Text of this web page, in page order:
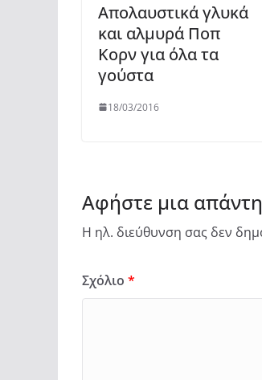
Απολαυστικά γλυκά
και αλμυρά Ποπ
Κορν για όλα τα
γούστα
18/03/2016
Αφήστε μια
Η ηλ. διεύθυνση σας δεν
Σχόλιο *